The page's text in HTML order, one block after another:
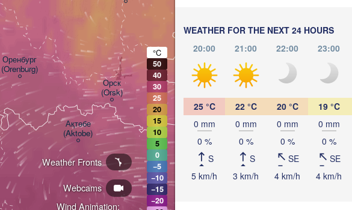
WEATHER FOR THE NEXT 24 HOURS
20:00
21:00 22:00 23:00
25 °C
0 mm
0 %
S
5 km/h
22 °C
0 mm
0 %
S
3 km/h
20 °C
0 mm
0 %
SE
4 km/h
19 °C
0 mm
0 %
SE
4 km/h
Wind Animation:
Webcams
Weather Fronts
Оренбург
(Orenburg)
Ақтөбе
(Aktobe)
Орск
(Orsk)
°C
50
40
30
25
20
15
10
5
0
−5
−10
−15
−20